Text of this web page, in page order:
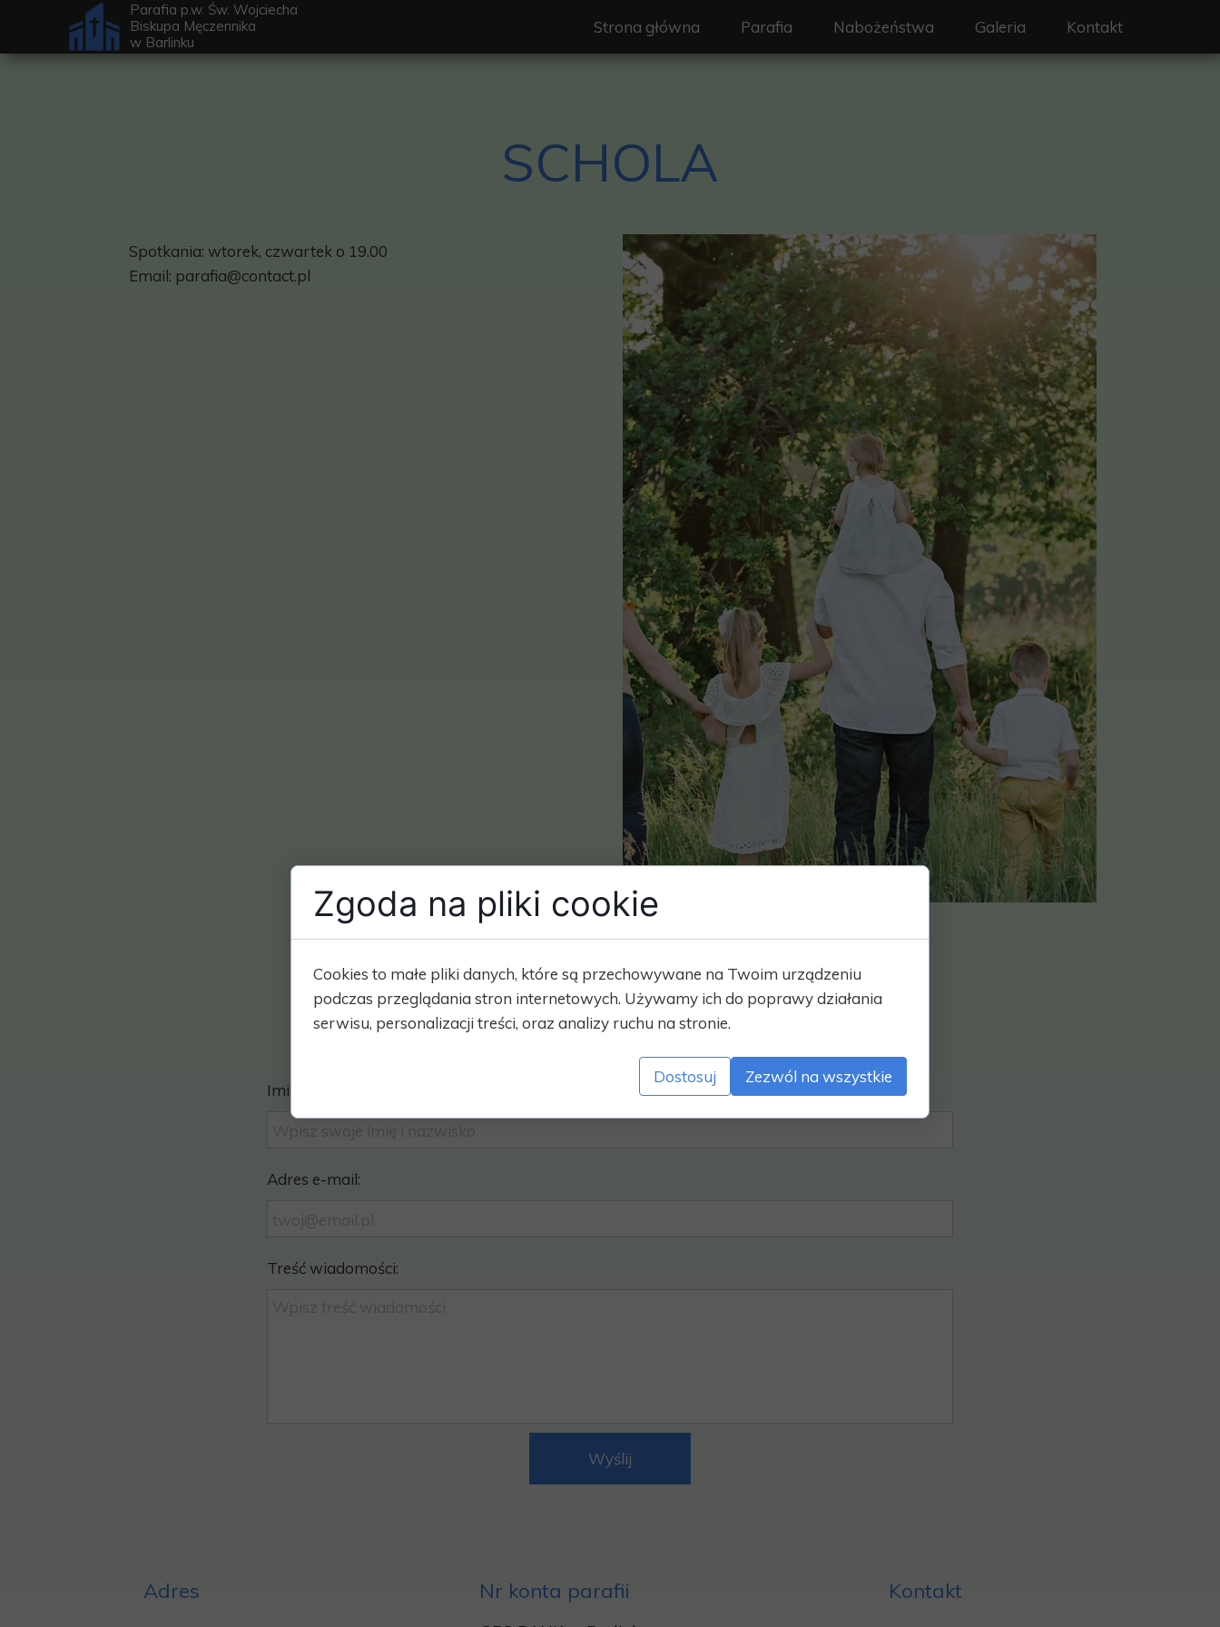
Parafia p.w. Św. Wojciecha
Biskupa Męczennika
w Barlinku
Strona główna Parafia
Granice parafialne
Historia
Standardy ochrony dzieci
Nabożeństwa Galeria Kontakt
SCHOLA
Spotkania: wtorek, czwartek o 19.00
Email: parafia@contact.pl
Masz pytania? Napisz do
prowadzącego
Imię i nazwisko
Adres e-mail:
Treść wiadomości:
Wyślij
Adres Kontakt
Nr konta parafii
Zgoda na pliki cookie
Cookies to małe pliki danych, które są przechowywane na Twoim urządzeniu
podczas przeglądania stron internetowych. Używamy ich do poprawy działania
serwisu, personalizacji treści, oraz analizy ruchu na stronie.
Dostosuj Zezwól na wszystkie